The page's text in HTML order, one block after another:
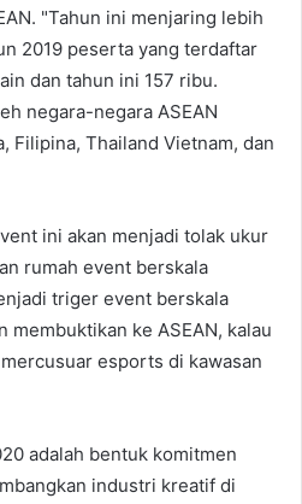
"Tahun ini menjaring lebih
2019 peserta yang terdaftar
dan tahun ini 157 ribu.
negara-negara ASEAN
Filipina, Thailand Vietnam, dan
ini akan menjadi tolak ukur
rumah event berskala
triger event berskala
membuktikan ke ASEAN, kalau
esports di kawasan
adalah bentuk komitmen
industri kreatif di